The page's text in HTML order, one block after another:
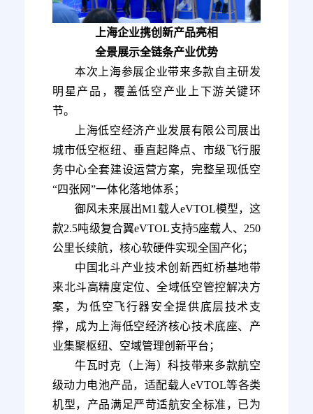
上海企业携创新产品亮相
全景展示全链条产业优势
本次上海参展企业带来多款自主研发
明星产品，覆盖低空产业上下游关键环
节。
上海低空经济产业发展有限公司展出
城市低空枢纽、垂直起降点、市级飞行服
务中心全套建设运营方案，完整呈现低空
“四张网”一体化落地体系；
御风未来展出M1载人eVTOL模型，这
款2.5吨级复合翼eVTOL支持5座载人、250
公里长续航，核心软硬件实现全国产化；
中国北斗产业技术创新西虹桥基地带
来北斗高精度定位、全域低空管控解决方
案，为低空飞行器安全提供底层技术支
撑，成为上海低空经济核心技术底座、产
业集聚枢纽、空域管理创新平台；
牛瓦时克（上海）科技带来多款航空
级动力电池产品，适配载人eVTOL等各类
机型，产品满足严苛适航安全标准，已为